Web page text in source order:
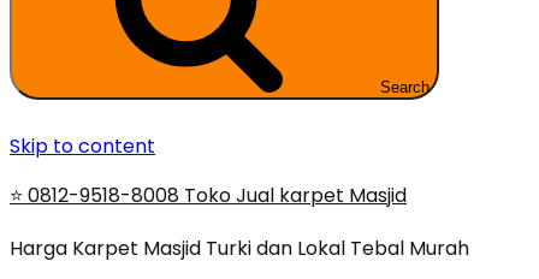
Search
Skip to content
⭐ 0812-9518-8008 Toko Jual karpet Masjid
Harga Karpet Masjid Turki dan Lokal Tebal Murah